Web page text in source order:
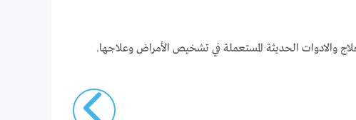
والادوات الحديثة المستعملة في تشخيص الأمراض وعلاجها.